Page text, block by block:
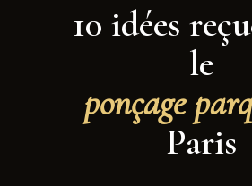
10 idées
le
ponçage
Paris